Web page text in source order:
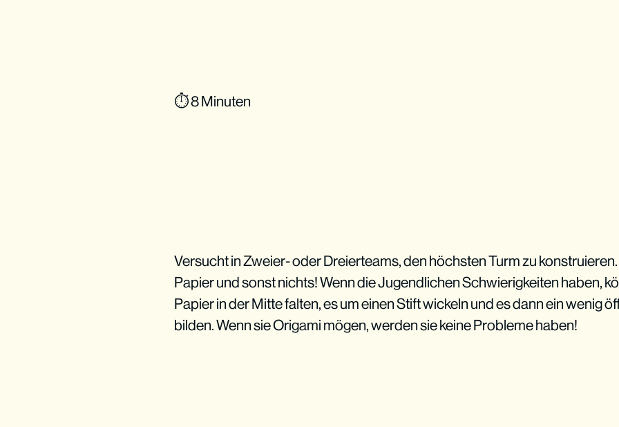
⏱ 8 Minuten
Versucht in Zweier- oder Dreierteams, den höchsten Turm zu
Papier und sonst nichts! Wenn die Jugendlichen Schwierigkeiten haben,
Papier in der Mitte falten, es um einen Stift wickeln und es dann ein wenig
bilden. Wenn sie Origami mögen, werden sie keine Probleme haben!